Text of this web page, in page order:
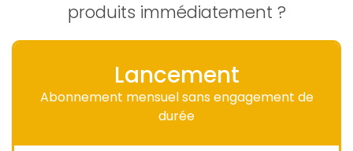
produits immédiatement ?
Lancement
Abonnement mensuel sans engagement de
durée